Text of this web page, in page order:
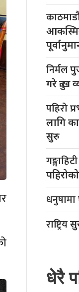
निर्मल
गरे दुःख
पहिरो
लागि
सुरु
धनुषामा
राष्ट्रिय
धेरै